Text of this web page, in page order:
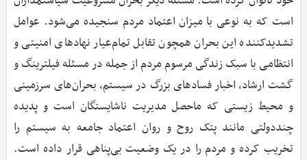
است که به نوعی با میزان اعتماد مردم سنجیده می‌شود. عوامل
تشدیدکننده این بحران همچون تقابل تمام‌عیار نهادهای امنیتی و
انتظامی با سبک زندگی مرسوم مردم از جمله در مسئله فیلترینگ و
گشت ارشاد، اخبار فسادهای بزرگ در سیستم، بحران‌های سرزمینی
و محیط ‌زیستی که ماحصل مدیریت ناشایستگان است و پدیده
چند‌دولتی مانند پتک روح و روان اعتماد جامعه به سیستم را
تخریب کرده و مردم را در یک وضعیت بی‌پناهی قرار داده است.